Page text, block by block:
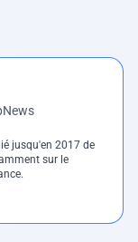
jusqu'en 2017 de
sur le